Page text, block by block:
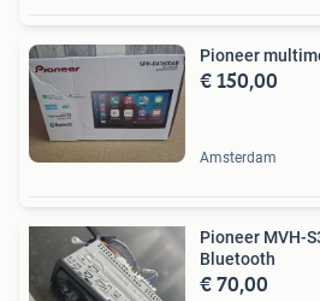
€ 150,00
Amsterdam
Pioneer MVH-
Bluetooth
€ 70,00